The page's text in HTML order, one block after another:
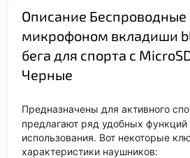
Описание
микрофоном вкладиши
бега для спорта с
Черные
Предназначены для активного
предлагают ряд удобных
использования. Вот некоторые
характеристики наушников: